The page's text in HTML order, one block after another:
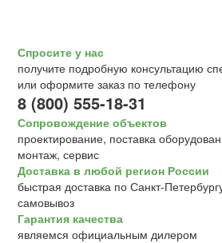
Спросите у нас
получите подробную консультацию
или оформите заказ по телефону
8 (800) 555-18-31
Сопровождение объектов
проектирование, поставка
монтаж, сервис
Доставка в любой регион России
быстрая доставка по Санкт-
самовывоз
Гарантия качества
являемся официальным дилером